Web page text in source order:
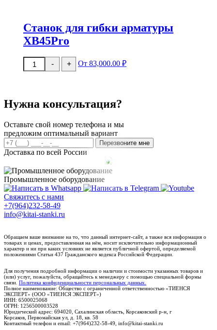
Станок для гибки арматуры
XB45Pro
-
Количество
товара
XB45Pro
+ От 83,000.00 ₽
Нужна консультация?
Оставьте свой номер телефона и мы
предложим оптимальный вариант
Перезвоните мне
Доставка по всей России
Промышленное оборудование
Свяжитесь с нами
+7(964)232-58-49
info@kitai-stanki.ru
Обращаем ваше внимание на то, что данный интернет-сайт, а также вся информация о
товарах и ценах, предоставленная на нём, носит исключительно информационный
характер и ни при каких условиях не является публичной офертой, определяемой
положениями Статьи 437 Гражданского кодекса Российской Федерации.
Для получения подробной информации о наличии и стоимости указанных товаров и
(или) услуг, пожалуйста, обращайтесь к менеджеру с помощью специальной формы
связи. Политика конфиденциальности персональных данных.
Полное наименование: Общество с ограниченной ответственностью «ТИЕНСЯ
ЭКСПЕРТ» (ООО «ТИЕНСЯ ЭКСПЕРТ»)
ИНН: 6500025068
ОГРН: 1256500003528
Юридический адрес: 694020, Сахалинская область, Корсаковский р-н, г
Корсаков, Первомайская ул, д. 18, кв. 58
Контактный телефон и email: +7(964)232-58-49, info@kitai-stanki.ru